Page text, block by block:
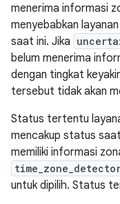
menerima informasi
menyebabkan
saat ini. Jika
belum menerima
dengan tingkat
tersebut tidak akan
Status tertentu
mencakup status saat
memiliki informasi
untuk dipilih. Status